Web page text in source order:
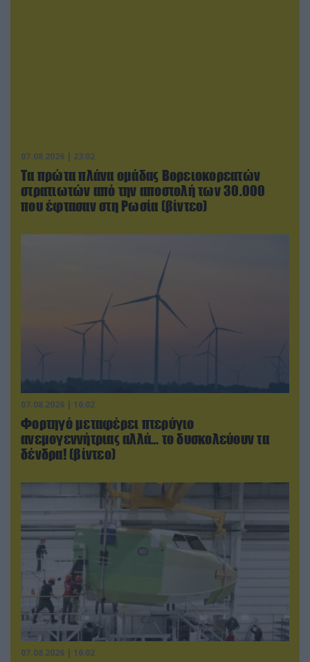
07.08.2026 | 23:02
Τα πρώτα πλάνα ομάδας Βορειοκορεατών
στρατιωτών από την αποστολή των 30.000
που έφτασαν στη Ρωσία (βίντεο)
07.08.2026 | 16:02
Φορτηγό μεταφέρει πτερύγιο
ανεμογεννήτριας αλλά… το δυσκολεύουν τα
δένδρα! (βίντεο)
07.08.2026 | 16:02